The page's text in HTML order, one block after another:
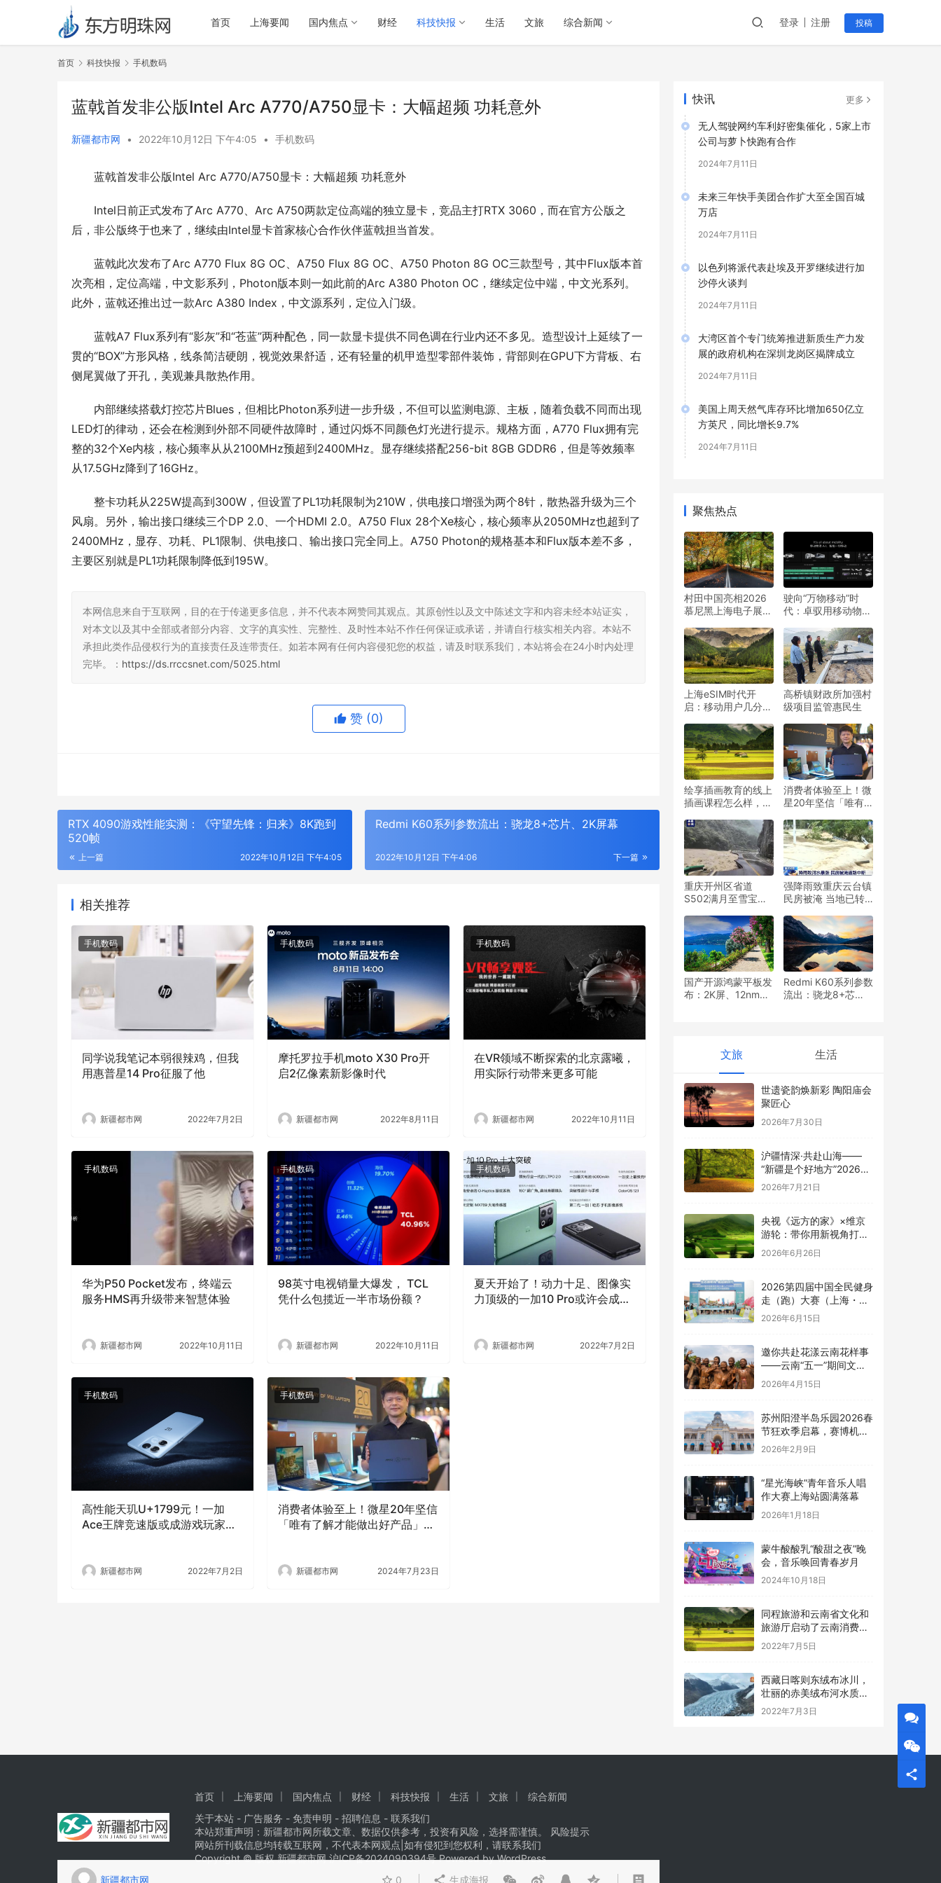
首页 上海要闻 国内焦点 财经 科技快报 生活 文旅 综合新闻 登录 注册 投稿
首页 科技快报 手机数码
蓝戟首发非公版Intel Arc A770/A750显卡：大幅超频 功耗意外
新疆都市网 • 2022年10月12日 下午4:05 • 手机数码
蓝戟首发非公版Intel Arc A770/A750显卡：大幅超频 功耗意外
Intel日前正式发布了Arc A770、Arc A750两款定位高端的独立显卡，竞品主打RTX 3060，而在官方公版之
后，非公版终于也来了，继续由Intel显卡首家核心合作伙伴蓝戟担当首发。
蓝戟此次发布了Arc A770 Flux 8G OC、A750 Flux 8G OC、A750 Photon 8G OC三款型号，其中Flux版本首
次亮相，定位高端，中文影系列，Photon版本则一如此前的Arc A380 Photon OC，继续定位中端，中文光系列。
此外，蓝戟还推出过一款Arc A380 Index，中文源系列，定位入门级。
蓝戟A7 Flux系列有“影灰”和“苍蓝”两种配色，同一款显卡提供不同色调在行业内还不多见。造型设计上延续了一
贯的“BOX”方形风格，线条简洁硬朗，视觉效果舒适，还有轻量的机甲造型零部件装饰，背部则在GPU下方背板、右
侧尾翼做了开孔，美观兼具散热作用。
内部继续搭载灯控芯片Blues，但相比Photon系列进一步升级，不但可以监测电源、主板，随着负载不同而出现
LED灯的律动，还会在检测到外部不同硬件故障时，通过闪烁不同颜色灯光进行提示。规格方面，A770 Flux拥有完
整的32个Xe内核，核心频率从从2100MHz预超到2400MHz。显存继续搭配256-bit 8GB GDDR6，但是等效频率
从17.5GHz降到了16GHz。
整卡功耗从225W提高到300W，但设置了PL1功耗限制为210W，供电接口增强为两个8针，散热器升级为三个
风扇。另外，输出接口继续三个DP 2.0、一个HDMI 2.0。A750 Flux 28个Xe核心，核心频率从2050MHz也超到了
2400MHz，显存、功耗、PL1限制、供电接口、输出接口完全同上。A750 Photon的规格基本和Flux版本差不多，
主要区别就是PL1功耗限制降低到195W。
本网信息来自于互联网，目的在于传递更多信息，并不代表本网赞同其观点。其原创性以及文中陈述文字和内容未经本站证实，
对本文以及其中全部或者部分内容、文字的真实性、完整性、及时性本站不作任何保证或承诺，并请自行核实相关内容。本站不
承担此类作品侵权行为的直接责任及连带责任。如若本网有任何内容侵犯您的权益，请及时联系我们，本站将会在24小时内处理
完毕。： https://ds.rrccsnet.com/5025.html
赞 (0)
新疆都市网 0 生成海报
RTX 4090游戏性能实测：《守望先锋：归来》8K跑到
520帧
上一篇 2022年10月12日 下午4:05
Redmi K60系列参数流出：骁龙8+芯片、2K屏幕
下一篇
2022年10月12日 下午4:06
相关推荐
手机数码
同学说我笔记本弱很辣鸡，但我
用惠普星14 Pro征服了他
新疆都市网 2022年7月2日
手机数码
摩托罗拉手机moto X30 Pro开
启2亿像素新影像时代
新疆都市网 2022年8月11日
手机数码
在VR领域不断探索的北京露曦，
用实际行动带来更多可能
新疆都市网 2022年10月11日
手机数码
华为P50 Pocket发布，终端云
服务HMS再升级带来智慧体验
新疆都市网 2022年10月11日
手机数码
98英寸电视销量大爆发， TCL
凭什么包揽近一半市场份额？
新疆都市网 2022年10月11日
手机数码
夏天开始了！动力十足、图像实
力顶级的一加10 Pro或许会成为
新疆都市网 2022年7月2日
手机数码
高性能天玑U+1799元！一加
Ace王牌竞速版或成游戏玩家暑
新疆都市网 2022年7月2日
手机数码
消费者体验至上！微星20年坚信
「唯有了解才能做出好产品」成
新疆都市网 2024年7月23日
快讯 更多
无人驾驶网约车利好密集催化，5家上市
公司与萝卜快跑有合作
2024年7月11日
未来三年快手美团合作扩大至全国百城
万店
2024年7月11日
以色列将派代表赴埃及开罗继续进行加
沙停火谈判
2024年7月11日
大湾区首个专门统筹推进新质生产力发
展的政府机构在深圳龙岗区揭牌成立
2024年7月11日
美国上周天然气库存环比增加650亿立
方英尺，同比增长9.7%
2024年7月11日
聚焦热点
村田中国亮相2026
慕尼黑上海电子展
人创新方案智启无界
新生
驶向“万物移动”时
代：卓驭用移动物理
上海eSIM时代开
启：移动用户几分钟
至高万元补贴优惠
高桥镇财政所加强村
级项目监管惠民生
绘享插画教育的线上
插画课程怎么样，学
消费者体验至上！微
星20年坚信「唯有
品」成功打造笔记本
王朝
重庆开州区省道
S502满月至雪宝山
断
强降雨致重庆云台镇
民房被淹 当地已转
国产开源鸿蒙平板发
布：2K屏、12nm芯
Redmi K60系列参数
流出：骁龙8+芯
文旅 生活
世遗瓷韵焕新彩 陶阳庙会
聚匠心
2026年7月30日
沪疆情深·共赴山海——
“新疆是个好地方”2026文
旅推广活动在上海站圆满
2026年7月21日
央视《远方的家》×维京
游轮：带你用新视角打开
不一样的欧洲之旅
2026年6月26日
2026第四届中国全民健身
走（跑）大赛（上海・崇
明站）全国百城联动接力
赛暨中国企业家火炬传递
2026年6月15日
邀你共赴花漾云南花样事
——云南“五一”期间文旅
活动清单
2026年4月15日
苏州阳澄半岛乐园2026春
节狂欢季启幕，赛博机车
秀领衔打造开年文旅盛宴
2026年2月9日
“星光海峡”青年音乐人唱
作大赛上海站圆满落幕
2026年1月18日
蒙牛酸酸乳“酸甜之夜”晚
会，音乐唤回青春岁月
2024年10月18日
同程旅游和云南省文化和
旅游厅启动了云南消费券
的第二轮发放
2022年7月5日
西藏日喀则东绒布冰川，
壮丽的赤美绒布河水质达
到一类标准
2022年7月3日
首页 上海要闻 国内焦点 财经 科技快报 生活 文旅
综合新闻
关于本站 - 广告服务 - 免责申明 - 招聘信息 - 联系我们
本站郑重声明：新疆都市网所载文章、数据仅供参考，投资有风险，选择需谨慎。 风险提示
网站所刊载信息均转载互联网，不代表本网观点|如有侵犯到您权利，请联系我们
Copyright © 版权 新疆都市网沪ICP备2024090394号Powered by WordPress